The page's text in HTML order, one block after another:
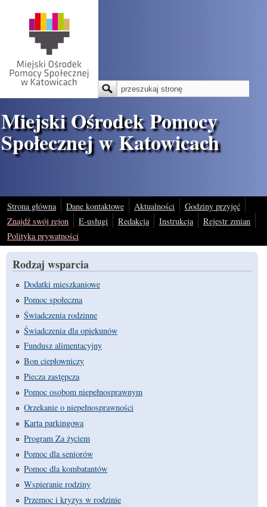
Miejski Ośrodek Pomocy
Społecznej w Katowicach
Formularz wyszukiwania
Szukaj
Strona główna Dane kontaktowe Aktualności
Godziny przyjęć
Znajdź swój rejon
E-usługi Redakcja Instrukcja
Rejestr zmian
Polityka prywatności
Rodzaj wsparcia
Dodatki mieszkaniowe
Pomoc społeczna
Świadczenia rodzinne
Świadczenia dla opiekunów
Fundusz alimentacyjny
Bon ciepłowniczy
Piecza zastępcza
Pomoc osobom niepełnosprawnym
Orzekanie o niepełnosprawności
Karta parkingowa
Program Za życiem
Pomoc dla seniorów
Pomoc dla kombatantów
Wspieranie rodziny
Przemoc i kryzys w rodzinie